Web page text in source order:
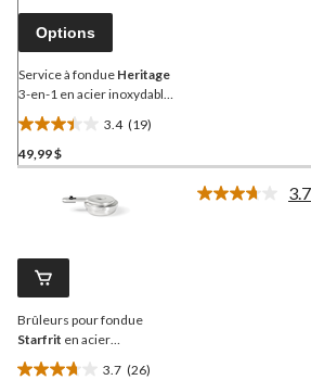
Options
Service à fondue Heritage
3-en-1 en acier inoxydable
avec 6 fourchettes, 1,6 L,
paq. 19
3.4 (19)
3.4
étoile(s)
49,99 $
Brûleurs pour fondue
Starfrit en acier
inoxydable, taille unique,
3.7 (26)
3.7